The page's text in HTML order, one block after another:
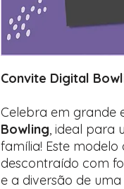
Convite Digital
Celebra em grande
Bowling, ideal para
família! Este
descontraído com
e a diversão de